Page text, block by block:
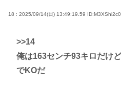
18 : 2025/09/14(日) 13:49:19.59 ID:M3XShi2c0
>>14
俺は163センチ93キロだけ
でKOだ